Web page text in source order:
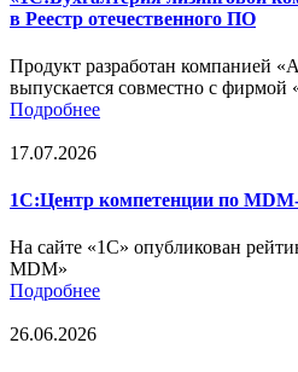
в Реестр отечественного ПО
Продукт разработан компанией
выпускается совместно с фирмой
Подробнее
17.07.2026
1С:Центр компетенции по
На сайте «1С» опубликован
MDM»
Подробнее
26.06.2026